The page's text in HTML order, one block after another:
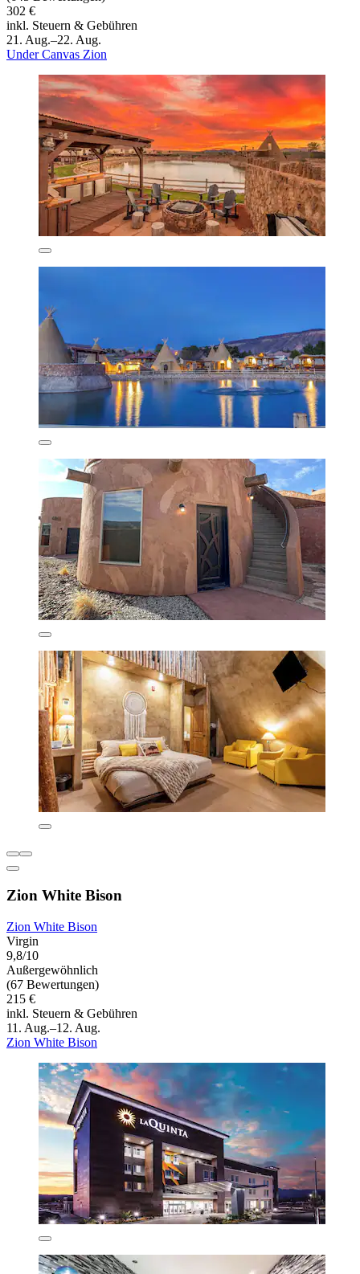
302 €
inkl. Steuern & Gebühren
21. Aug.–22. Aug.
Under Canvas Zion
Zion White Bison
Zion White Bison
Virgin
9,8/10
Außergewöhnlich
(67 Bewertungen)
215 €
inkl. Steuern & Gebühren
11. Aug.–12. Aug.
Zion White Bison